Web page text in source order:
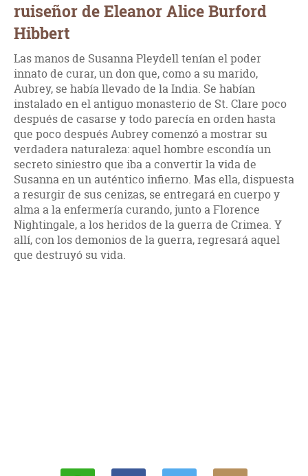
ruiseñor de Eleanor Alice Burford
Hibbert
Las manos de Susanna Pleydell tenían el poder
innato de curar, un don que, como a su marido,
Aubrey, se había llevado de la India. Se habían
instalado en el antiguo monasterio de St. Clare poco
después de casarse y todo parecía en orden hasta
que poco después Aubrey comenzó a mostrar su
verdadera naturaleza: aquel hombre escondía un
secreto siniestro que iba a convertir la vida de
Susanna en un auténtico infierno. Mas ella, dispuesta
a resurgir de sus cenizas, se entregará en cuerpo y
alma a la enfermería curando, junto a Florence
Nightingale, a los heridos de la guerra de Crimea. Y
allí, con los demonios de la guerra, regresará aquel
que destruyó su vida.